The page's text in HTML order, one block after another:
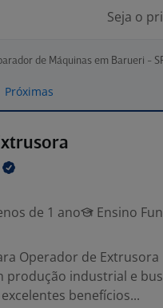
Seja o
de Máquinas em Barueri -
Próximas
de 1 ano
Ensino
Operador de
produção industrial e
benefícios...